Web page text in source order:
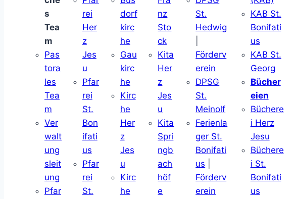
s
Tea
m
Pas
tora
les
Tea
m
Ver
walt
ung
sleit
ung
Pfar
rei
Her
z
Jes
u
Pfar
rei
St.
Bon
ifati
us
Pfar
rei
St.
dorf
kirc
he
Gau
kirc
he
Kirc
he
Her
z
Jes
u
Kirc
he
nz
Sto
ck
Kita
Her
z
Jes
u
Kita
Spri
ngb
ach
höf
e
St.
Hedwig
Förderv
erein
DPSG
St.
Meinolf
Ferienla
ger St.
Bonifati
us
Förderv
erein
KAB St.
Bonifati
us
KAB St.
Georg
Bücher
eien
Büchere
i Herz
Jesu
Büchere
i St.
Bonifati
us